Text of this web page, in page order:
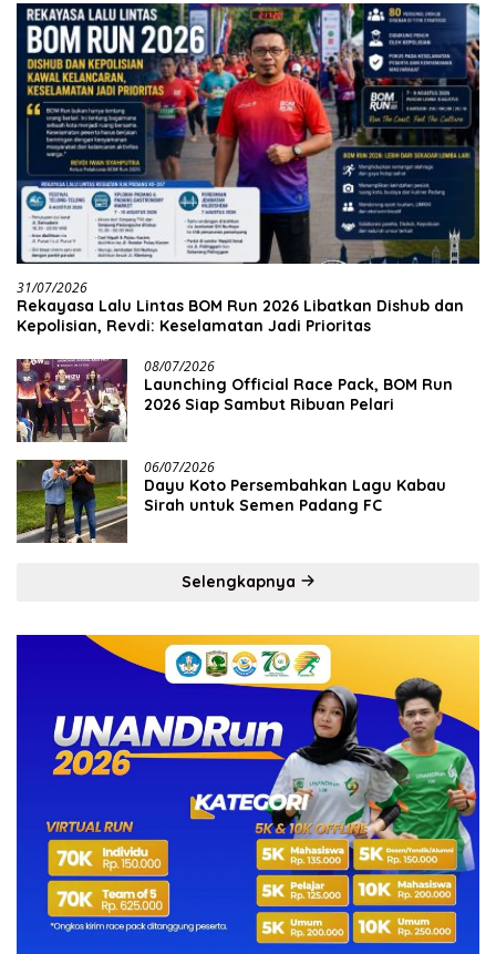
31/07/2026
Rekayasa Lalu Lintas BOM Run 2026 Libatkan Dishub dan
Kepolisian, Revdi: Keselamatan Jadi Prioritas
08/07/2026
Launching Official Race Pack, BOM Run
2026 Siap Sambut Ribuan Pelari
06/07/2026
Dayu Koto Persembahkan Lagu Kabau
Sirah untuk Semen Padang FC
Selengkapnya